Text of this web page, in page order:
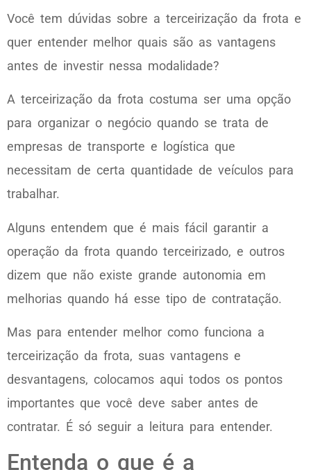
Você tem dúvidas sobre a terceirização da frota e
quer entender melhor quais são as vantagens
antes de investir nessa modalidade?
A terceirização da frota costuma ser uma opção
para organizar o negócio quando se trata de
empresas de transporte e logística que
necessitam de certa quantidade de veículos para
trabalhar.
Alguns entendem que é mais fácil garantir a
operação da frota quando terceirizado, e outros
dizem que não existe grande autonomia em
melhorias quando há esse tipo de contratação.
Mas para entender melhor como funciona a
terceirização da frota, suas vantagens e
desvantagens, colocamos aqui todos os pontos
importantes que você deve saber antes de
contratar. É só seguir a leitura para entender.
Entenda o que é a